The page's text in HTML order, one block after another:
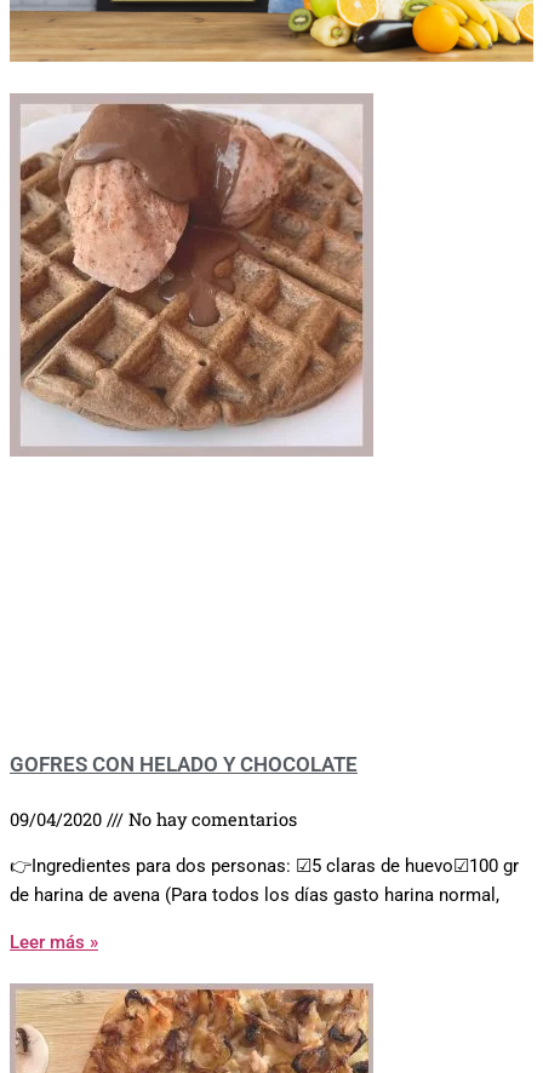
GOFRES CON HELADO Y CHOCOLATE
09/04/2020 No hay comentarios
👉Ingredientes para dos personas: ☑5 claras de huevo☑100 gr
de harina de avena (Para todos los días gasto harina normal,
Leer más »